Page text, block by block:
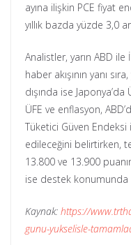
ayına ilişkin PCE fiyat
yıllık bazda yüzde 3,0
Analistler, yarın ABD
haber akışının yanı
dışında ise
ÜFE ve enflasyon,
Tüketici Güven Endeksi
edileceğini belirtirken,
13.800 ve 13.900
ise destek
Kaynak: https://
gunu-yukselisle-